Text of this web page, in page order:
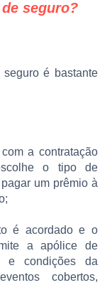
seguro?
é bastante
a contratação
o tipo de
um prêmio à
é acordado e o
a apólice de
e condições da
cobertos,